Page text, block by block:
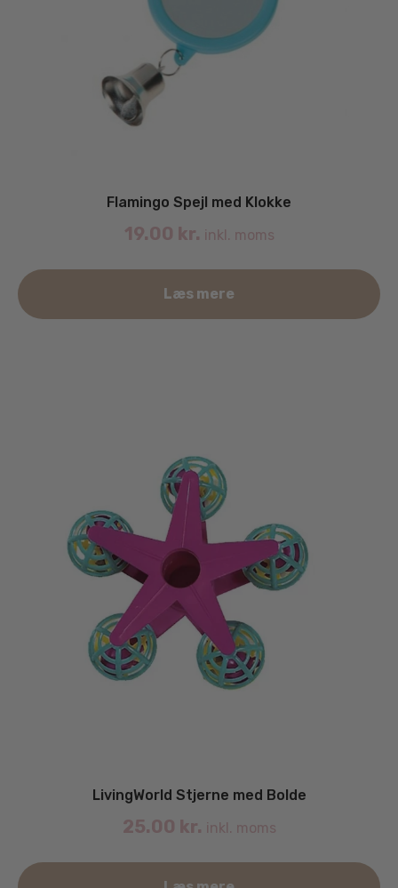
Flamingo Spejl med Klokke
19.00 kr. inkl. moms
Læs mere
LivingWorld Stjerne med Bolde
25.00 kr. inkl. moms